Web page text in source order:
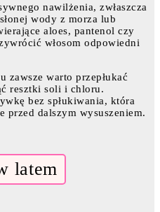
nawilżenia, zwłaszcza
wody z morza lub
aloes, pantenol czy
włosom odpowiedni
zawsze warto przepłukać
resztki soli i chloru.
bez spłukiwania, która
przed dalszym wysuszeniem.
latem